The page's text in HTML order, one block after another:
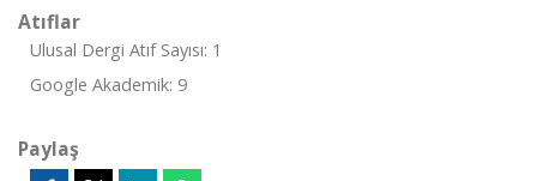
Atıflar
Ulusal Dergi Atıf Sayısı: 1
Google Akademik: 9
Paylaş